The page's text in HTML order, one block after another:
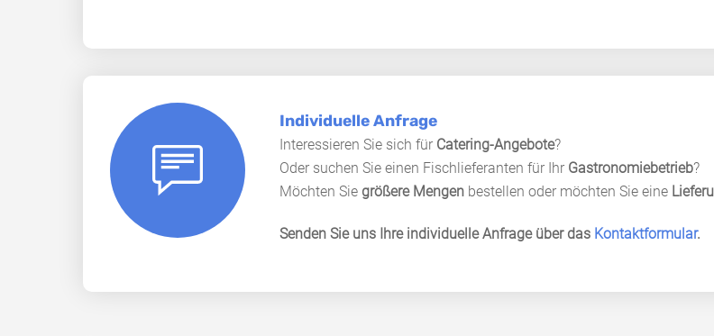
Individuelle Anfrage
Interessieren Sie sich für Catering-Angebote?
Oder suchen Sie einen Fischlieferanten für Ihr Gastronomiebetrieb?
Möchten Sie größere Mengenbestellen oder möchten Sie eine
Senden Sie uns Ihre individuelle Anfrage über das Kontaktformular.